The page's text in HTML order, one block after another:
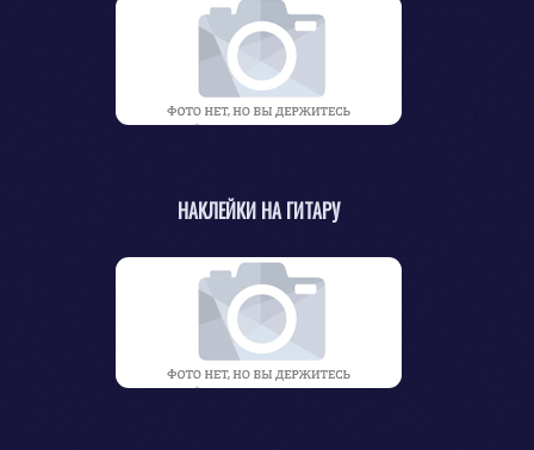
НАКЛЕЙКИ НА ГИТАРУ